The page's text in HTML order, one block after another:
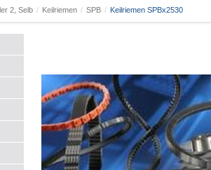
2, Selb / Keilriemen / SPB / Keilriemen SPBx2530